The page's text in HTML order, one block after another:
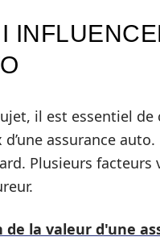
il est essentiel de
assurance
Plusieurs
de la valeur d'une